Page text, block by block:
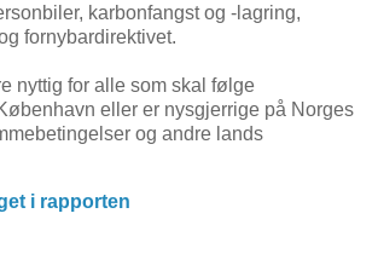
karbonfangst og -lagring,
fornybardirektivet.
nyttig for alle som skal følge
eller er nysgjerrige på Norges
og andre lands
i rapporten